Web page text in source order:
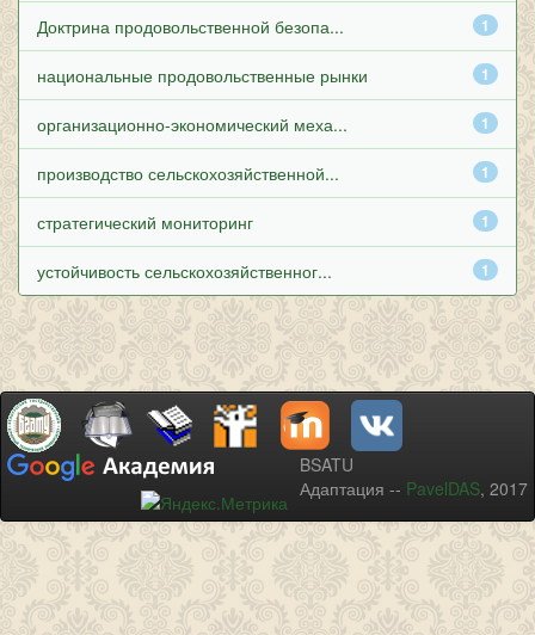
1
Доктрина продовольственной безопа...
1
национальные продовольственные рынки
1
организационно-экономический меха...
1
производство сельскохозяйственной...
1
стратегический мониторинг
1
устойчивость сельскохозяйственног...
BSATU
Адаптация -- PavelDAS, 2017